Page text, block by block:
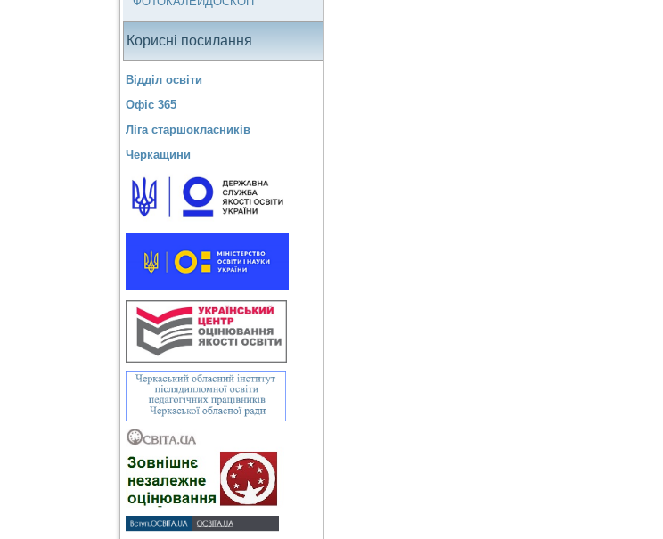
Корисні посилання
Відділ освіти
Офіс 365
Ліга старшокласників
Черкащини